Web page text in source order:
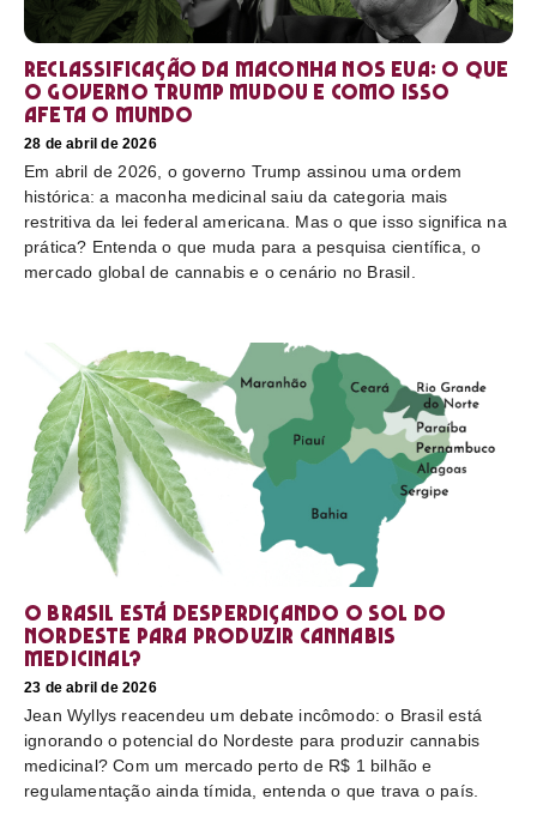
Reclassificação da maconha nos EUA: o que
o governo Trump mudou e como isso
afeta o mundo
28 de abril de 2026
Em abril de 2026, o governo Trump assinou uma ordem
histórica: a maconha medicinal saiu da categoria mais
restritiva da lei federal americana. Mas o que isso significa na
prática? Entenda o que muda para a pesquisa científica, o
mercado global de cannabis e o cenário no Brasil.
O Brasil está desperdiçando o sol do
nordeste para produzir cannabis
medicinal?
23 de abril de 2026
Jean Wyllys reacendeu um debate incômodo: o Brasil está
ignorando o potencial do Nordeste para produzir cannabis
medicinal? Com um mercado perto de R$ 1 bilhão e
regulamentação ainda tímida, entenda o que trava o país.